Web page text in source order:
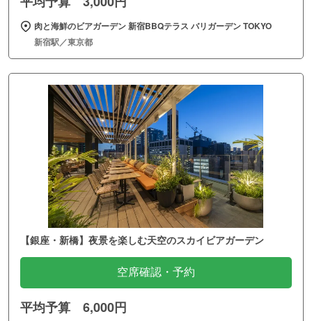
肉と海鮮のビアガーデン 新宿BBQテラス バリガーデン TOKYO
新宿駅／東京都
【銀座・新橋】夜景を楽しむ天空のスカイビアガーデン
空席確認・予約
平均予算 6,000円